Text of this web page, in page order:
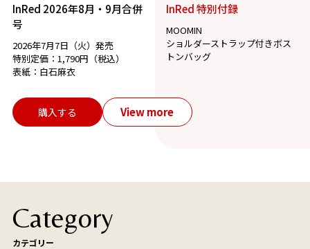
InRed 2026年8月・9月合併
号
2026年7月7日（火）発売
特別定価：1,790円（税込）
表紙：白石麻衣
InRed 特別付録
MOOMIN
ショルダーストラップ付きボス
トンバッグ
購入する View more
Category
カテゴリー